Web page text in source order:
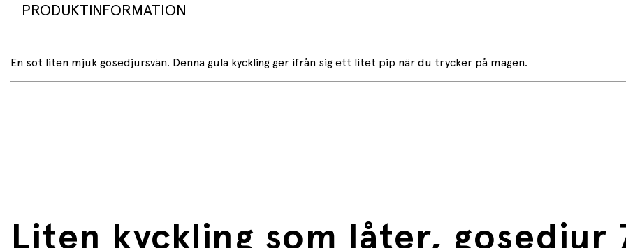
PRODUKTINFORMATION
En söt liten mjuk gosedjursvän. Denna gula kyckling ger ifrån sig ett litet pip när du trycker på magen.
Liten kyckling som låter, gosedjur